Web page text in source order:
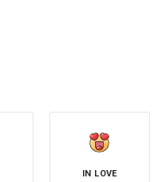
IN LOVE